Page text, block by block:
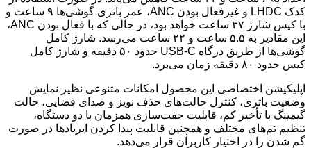
کدک LHDC و غیرفعال بودن ANC، عمر باتری گوشی‌ها ۹ ساعت و
با کیس شارژ ۳۷ ساعت خواهد بود، در حالی که با فعال بودن ANC،
این مقادیر به ۵.۵ ساعت و ۲۲ ساعت می‌رسد. شارژ کامل
گوشی‌ها از طریق درگاه USB-C حدود ۵۰ دقیقه و شارژ کامل
کیس حدود ۸۰ دقیقه زمان می‌برد.
اپلیکیشن اختصاصی این محصول امکانات متنوعی نظیر نمایش
وضعیت باتری، کنترل حالت‌های حذف نویز و صدای فضایی، حالت
گیمینگ با تأخیر کم، قابلیت جفت‌سازی همزمان با دو دستگاه،
تنظیم تم‌های مختلف و همچنین قابلیت پیدا کردن ایربادها در صورت
گم شدن را در اختیار کاربران قرار می‌دهد.